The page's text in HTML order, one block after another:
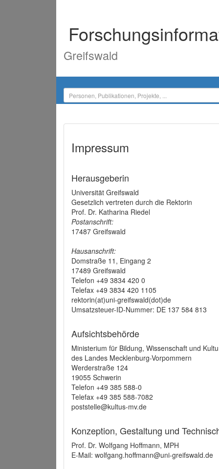
Greifswald
Impressum
Herausgeberin
Universität Greifswald
Gesetzlich vertreten durch die Rektorin
Prof. Dr. Katharina Riedel
Postanschrift:
17487 Greifswald
Hausanschrift:
Domstraße 11, Eingang 2
17489 Greifswald
Telefon +49 3834 420 0
Telefax +49 3834 420 1105
rektorin(at)uni-greifswald(dot)de
Umsatzsteuer-ID-Nummer: DE 137 584 813
Aufsichtsbehörde
Ministerium für Bildung, Wissenschaft und
des Landes Mecklenburg-Vorpommern
Werderstraße 124
19055 Schwerin
Telefon +49 385 588-0
Telefax +49 385 588-7082
poststelle@kultus-mv.de
Konzeption, Gestaltung und
Prof. Dr. Wolfgang Hoffmann, MPH
E-Mail: wolfgang.hoffmann@uni-greifswald.de